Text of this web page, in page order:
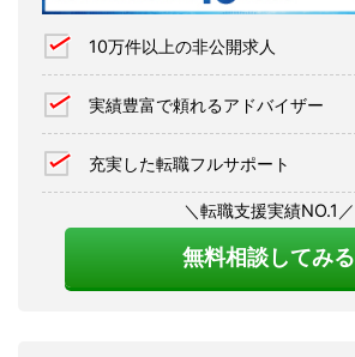
10万件以上の非公開求人
実績豊富で頼れるアドバイザー
充実した転職フルサポート
＼転職支援実績NO.1／
無料相談してみる